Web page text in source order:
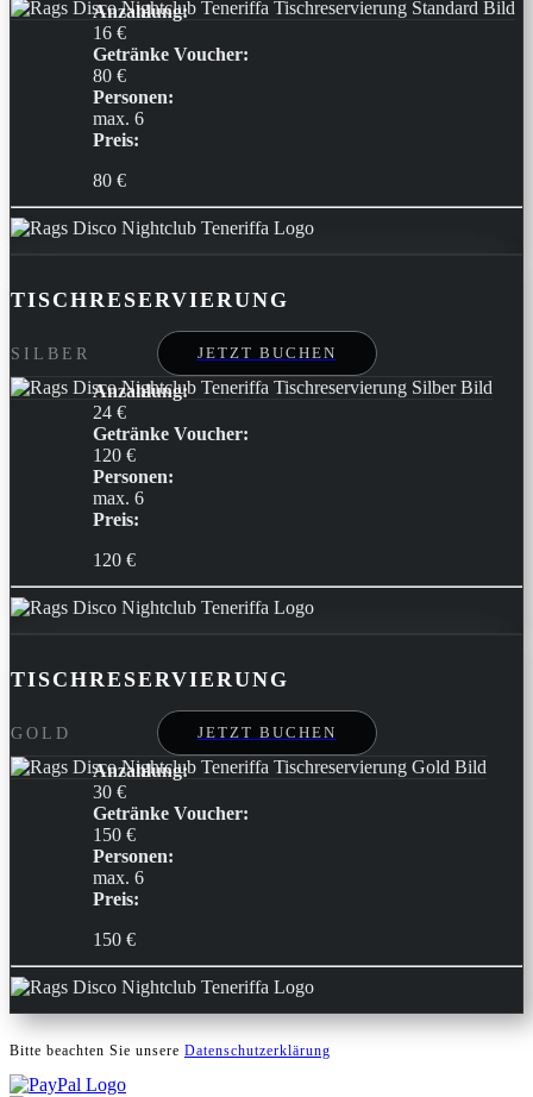
Anzahlung:
16 €
Getränke Voucher:
80 €
Personen:
max. 6
Preis:
80 €
TISCHRESERVIERUNG
SILBER JETZT BUCHEN
Anzahlung:
24 €
Getränke Voucher:
120 €
Personen:
max. 6
Preis:
120 €
TISCHRESERVIERUNG
GOLD JETZT BUCHEN
Anzahlung:
30 €
Getränke Voucher:
150 €
Personen:
max. 6
Preis:
150 €
Bitte beachten Sie unsere Datenschutzerklärung